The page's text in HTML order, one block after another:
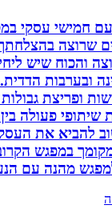
עסקי במפגשי
בהצלחתך!.
שיש ליחיד
הדדית.
גבולות
פעולה בין
את העסק שלך
במפגש הקרוב
מהנה עם הנעה